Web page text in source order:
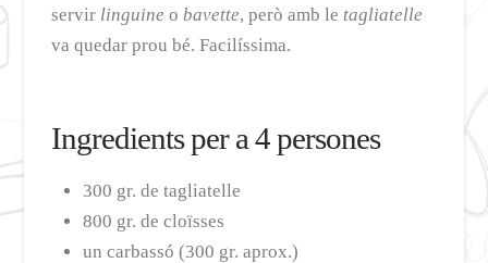
servir linguine obavette, però amb le tagliatelle
va quedar prou bé. Facilíssima.
Ingredients per a 4 persones
300 gr. de tagliatelle
800 gr. de cloïsses
un carbassó (300 gr. aprox.)